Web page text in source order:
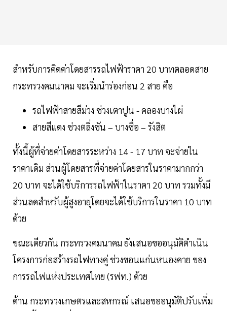
สำหรับการคิดค่าโดยสารรถไฟฟ้าราคา 20 บาทตลอดสาย
กระทรวงคมนาคม จะเริ่มนำร่องก่อน 2 สาย คือ
รถไฟฟ้าสายสีม่วง ช่วงเตาปูน - คลองบางไผ่
สายสีแดง ช่วงตลิ่งชัน – บางซื่อ – รังสิต
ทั้งนี้ผู้ที่จ่ายค่าโดยสารระหว่าง 14 - 17 บาท จะจ่ายใน
ราคาเดิม ส่วนผู้โดยสารที่จ่ายค่าโดยสารในราคามากกว่า
20 บาท จะได้ใช้บริการรถไฟฟ้าในราคา 20 บาท รวมทั้งมี
ส่วนลดสำหรับผู้สูงอายุโดยจะได้ใช้บริการในราคา 10 บาท
ด้วย
ขณะเดียวกัน กระทรวงคมนาคม ยังเสนอขออนุมัติตำเนิน
โครงการก่อสร้างรถไฟทางคู่ ช่วงขอนแก่นหนองคาย ของ
การรถไฟแห่งประเทศไทย (รฟท.) ด้วย
ด้าน กระทรวงเกษตรและสหกรณ์ เสนอขออนุมัติปรับเพิ่ม